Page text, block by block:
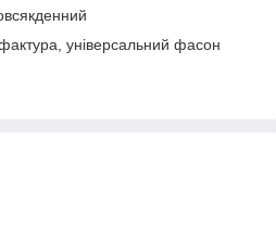
універсальний фасон